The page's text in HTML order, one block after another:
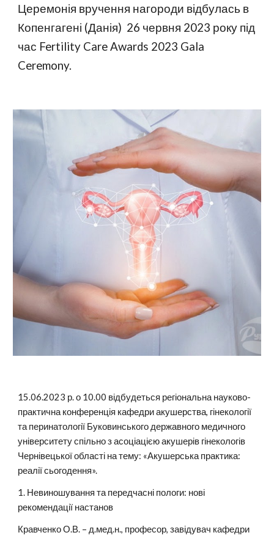
Церемонія вручення нагороди відбулась в
Копенгагені (Данія) 26 червня 2023 року під
час Fertility Care Awards 2023 Gala
Ceremony.
15.06.2023 р. о 10.00 відбудеться регіональна науково-
практична конференція кафедри акушерства, гінекології
та перинатології Буковинського державного медичного
університету спільно з асоціацією акушерів гінекологів
Чернівецької області на тему: «Акушерська практика:
реалії сьогодення».
1. Невиношування та передчасні пологи: нові
рекомендації настанов
Кравченко О.В. – д.мед.н., професор, завідувач кафедри